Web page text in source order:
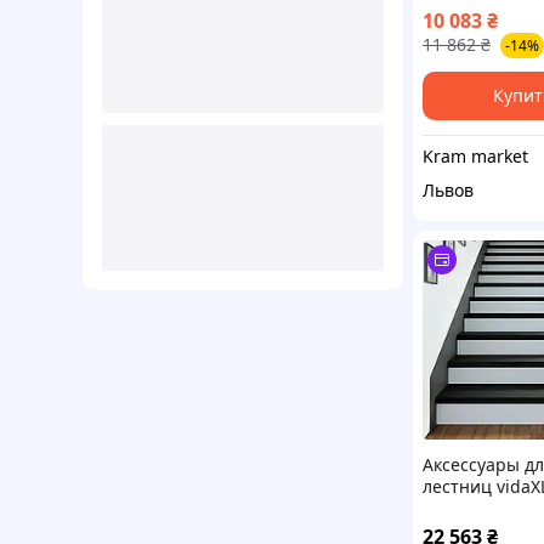
10 083₴
11 862 ₴ -14%
Kram market
Львов
Аксессуары
лестниц
100x25x2см
22 563₴